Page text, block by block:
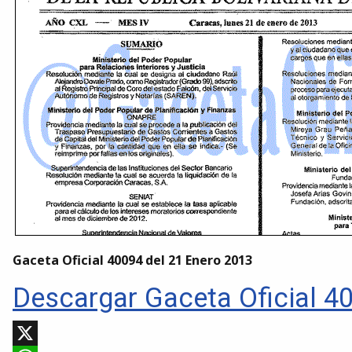
Gaceta Oficial 40094 del 21 Enero 2013
Descargar Gaceta Oficial